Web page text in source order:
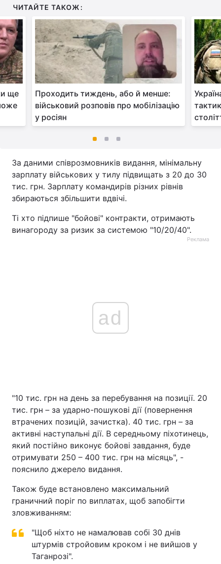
ЧИТАЙТЕ ТАКОЖ:
ще
Проходить тиждень, або й менше:
військовий розповів про мобілізацію
у росіян
За даними співрозмовників видання, мінімальну
зарплату військових у тилу підвищать з 20 до 30
тис. грн. Зарплату командирів різних рівнів
збираються збільшити вдвічі.
Ті хто підпише "бойові" контракти, отримають
винагороду за ризик за системою "10/20/40".
Реклама
ad
"10 тис. грн на день за перебування на позиції. 20
тис. грн – за ударно-пошукові дії (повернення
втрачених позицій, зачистка). 40 тис. грн – за
активні наступальні дії. В середньому піхотинець,
який постійно виконує бойові завдання, буде
отримувати 250 – 400 тис. грн на місяць", -
пояснило джерело видання.
Також буде встановлено максимальний
граничний поріг по виплатах, щоб запобігти
зловживанням:
"Щоб ніхто не намалював собі 30 днів
штурмів стройовим кроком і не вийшов у
Таганрозі".